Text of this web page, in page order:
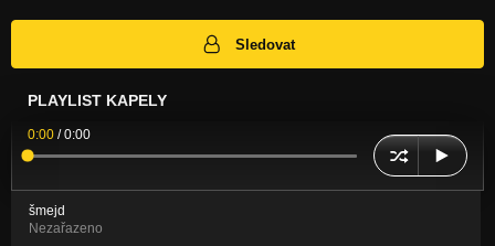
Sledovat
PLAYLIST KAPELY
0:00 /0:00
šmejd
Nezařazeno